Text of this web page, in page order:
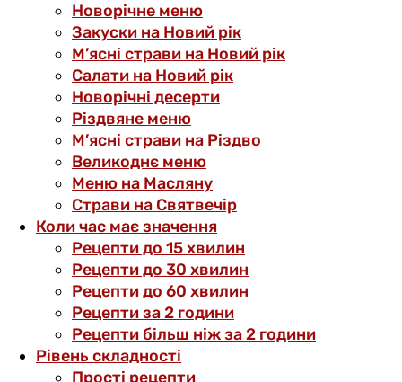
Новорічне меню
Закуски на Новий рік
М’ясні страви на Новий рік
Салати на Новий рік
Новорічні десерти
Різдвяне меню
М’ясні страви на Різдво
Великоднє меню
Меню на Масляну
Страви на Святвечір
Коли час має значення
Рецепти до 15 хвилин
Рецепти до 30 хвилин
Рецепти до 60 хвилин
Рецепти за 2 години
Рецепти більш ніж за 2 години
Рівень складності
Прості рецепти